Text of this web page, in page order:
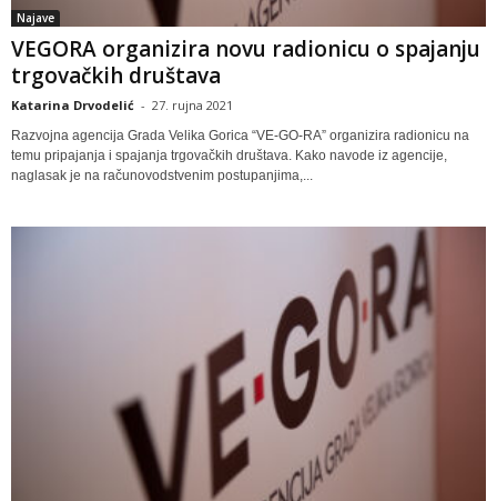
Najave
VEGORA organizira novu radionicu o spajanju
trgovačkih društava
Katarina Drvodelić - 27. rujna 2021
Razvojna agencija Grada Velika Gorica “VE-GO-RA” organizira radionicu na
temu pripajanja i spajanja trgovačkih društava. Kako navode iz agencije,
naglasak je na računovodstvenim postupanjima,...